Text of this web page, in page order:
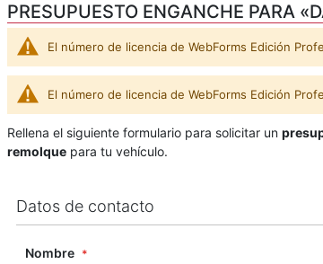
PRESUPUESTO ENGANCHE PARA
El número de licencia de WebForms Edición
El número de licencia de WebForms Edición
Rellena el siguiente formulario para solicitar un
remolque para tu vehículo.
Datos de contacto
Nombre